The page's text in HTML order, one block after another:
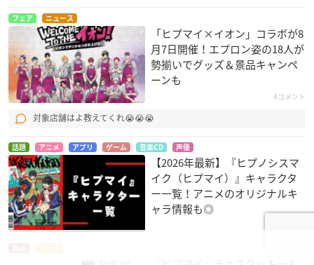
フェア ニュース
「ヒプマイ×イオン」コラボが8
月7日開催！エプロン姿の18人が
勢揃いでグッズ＆景品キャンペ
ーンも
4コメント
対象店舗はよ教えてくれ😭😭😭
話題 アニメ アプリ ゲーム 音楽CD 声優
【2026年最新】『ヒプノシスマ
イク（ヒプマイ）』キャラクタ
ー一覧！アニメのオリジナルキ
ャラ情報も◎
グッズ